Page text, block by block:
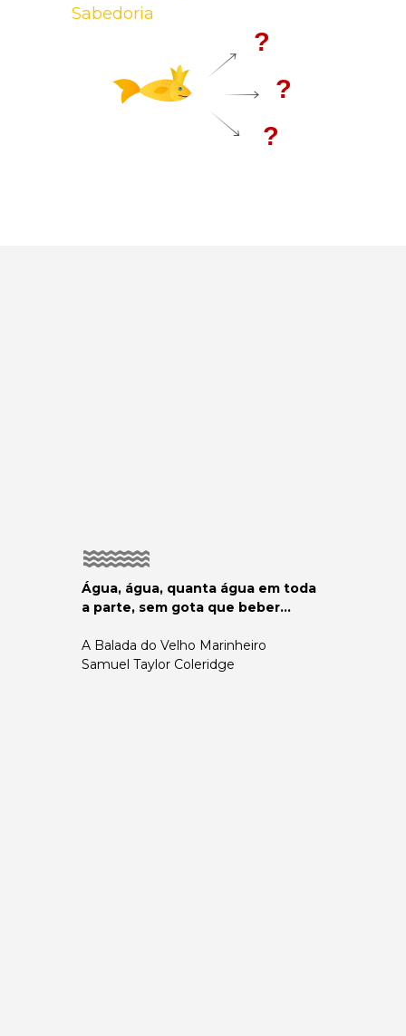
Sabedoria
Água, água, quanta água em toda
a parte, sem gota que beber...
A Balada do Velho Marinheiro
Samuel Taylor Coleridge